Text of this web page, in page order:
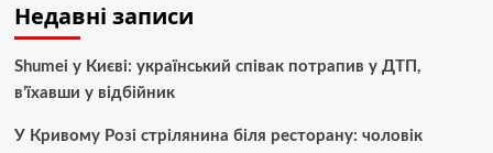
Недавні записи
Shumei у Києві: український співак потрапив у ДТП,
в’їхавши у відбійник
У Кривому Розі стрілянина біля ресторану: чоловік